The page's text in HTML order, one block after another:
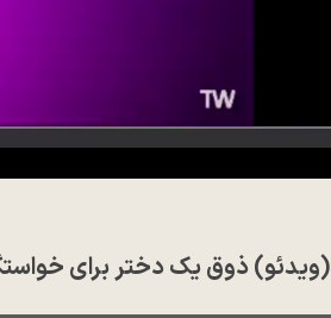
(ویدئو) ذوق‌ یک دختر برای